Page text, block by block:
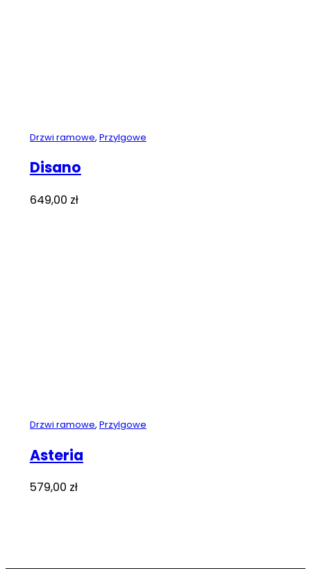
Drzwi ramowe, Przylgowe
Disano
649,00 zł
Drzwi ramowe, Przylgowe
Asteria
579,00 zł